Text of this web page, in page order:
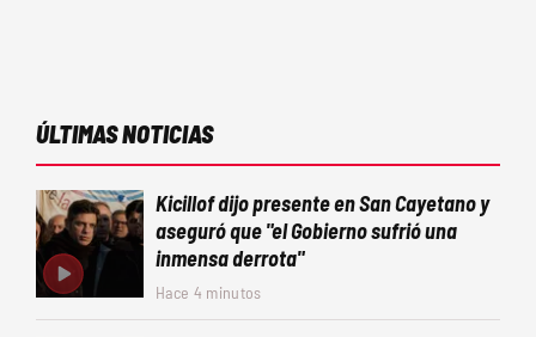
ÚLTIMAS NOTICIAS
Kicillof dijo presente en San Cayetano y
aseguró que "el Gobierno sufrió una
inmensa derrota"
Hace 4 minutos